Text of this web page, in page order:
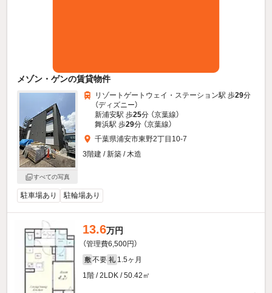
メゾン・ゲンの賃貸物件
すべての写真
リゾートゲートウェイ・ステーション駅 歩29分
（ディズニー）
新浦安駅 歩25分 （京葉線）
舞浜駅 歩29分 （京葉線）
千葉県浦安市東野2丁目10-7
3階建 / 新築 / 木造
駐車場あり 駐輪場あり
13.6万円
（管理費6,500円）
敷 不要 礼 1.5ヶ月
1階 / 2LDK / 50.42㎡